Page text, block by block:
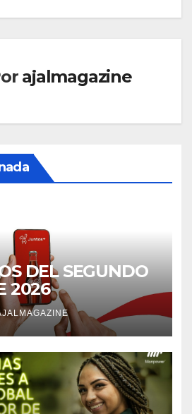
ajalmagazine
DEL SEGUNDO
2026